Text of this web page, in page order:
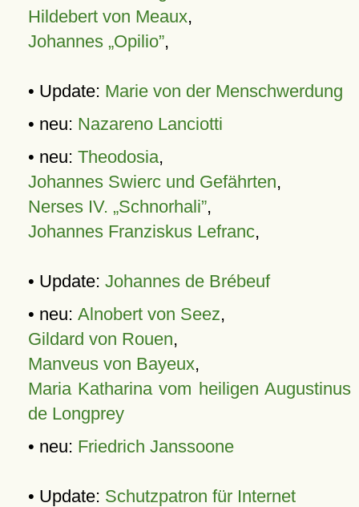
Hildebert von Meaux,
Johannes „Opilio”,
• Update: Marie von der Menschwerdung
• neu: Nazareno Lanciotti
• neu: Theodosia,
Johannes Swierc und Gefährten,
Nerses IV. „Schnorhali”,
Johannes Franziskus Lefranc,
• Update: Johannes de Brébeuf
• neu: Alnobert von Seez,
Gildard von Rouen,
Manveus von Bayeux,
Maria Katharina vom heiligen Augustinus
de Longprey
• neu: Friedrich Janssoone
• Update: Schutzpatron für Internet